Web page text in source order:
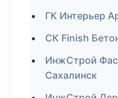
ГК Интерьер
СК Finish
ИнжСтрой
Сахалинск